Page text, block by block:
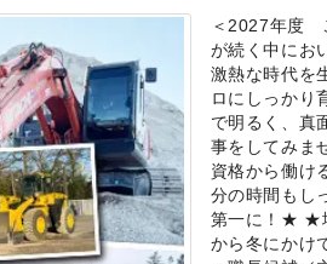
＜2027年度
が続く中にお
激熱な時代を
ロにしっかり
で明るく、真
事をしてみま
資格から働け
分の時間もし
第一に！★ ★
から冬にかけ